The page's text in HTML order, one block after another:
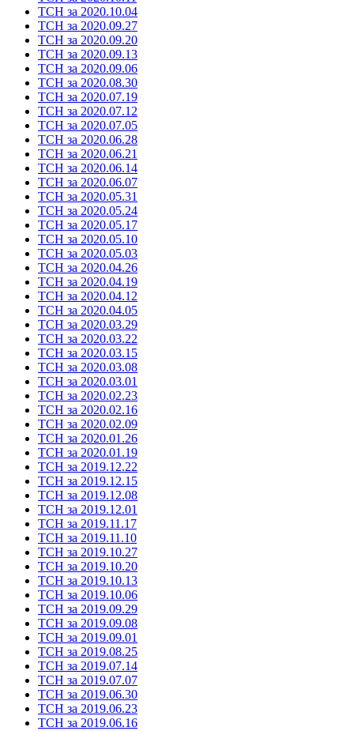
ТСН за 2020.10.04
ТСН за 2020.09.27
ТСН за 2020.09.20
ТСН за 2020.09.13
ТСН за 2020.09.06
ТСН за 2020.08.30
ТСН за 2020.07.19
ТСН за 2020.07.12
ТСН за 2020.07.05
ТСН за 2020.06.28
ТСН за 2020.06.21
ТСН за 2020.06.14
ТСН за 2020.06.07
ТСН за 2020.05.31
ТСН за 2020.05.24
ТСН за 2020.05.17
ТСН за 2020.05.10
ТСН за 2020.05.03
ТСН за 2020.04.26
ТСН за 2020.04.19
ТСН за 2020.04.12
ТСН за 2020.04.05
ТСН за 2020.03.29
ТСН за 2020.03.22
ТСН за 2020.03.15
ТСН за 2020.03.08
ТСН за 2020.03.01
ТСН за 2020.02.23
ТСН за 2020.02.16
ТСН за 2020.02.09
ТСН за 2020.01.26
ТСН за 2020.01.19
ТСН за 2019.12.22
ТСН за 2019.12.15
ТСН за 2019.12.08
ТСН за 2019.12.01
ТСН за 2019.11.17
ТСН за 2019.11.10
ТСН за 2019.10.27
ТСН за 2019.10.20
ТСН за 2019.10.13
ТСН за 2019.10.06
ТСН за 2019.09.29
ТСН за 2019.09.08
ТСН за 2019.09.01
ТСН за 2019.08.25
ТСН за 2019.07.14
ТСН за 2019.07.07
ТСН за 2019.06.30
ТСН за 2019.06.23
ТСН за 2019.06.16